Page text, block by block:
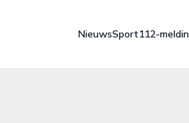
NieuwsSport112-